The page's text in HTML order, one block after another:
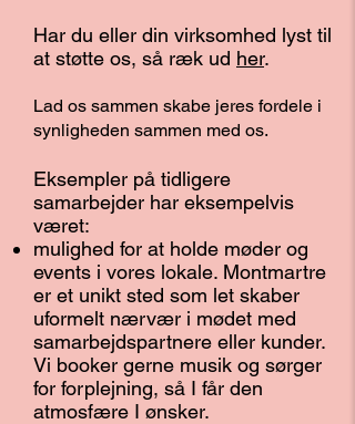
Har du eller din virksomhed lyst til
at støtte os, så ræk ud her.
Lad os sammen skabe jeres fordele i
synligheden sammen med os.
Eksempler på tidligere
samarbejder har eksempelvis
været:
mulighed for at holde møder og
events i vores lokale. Montmartre
er et unikt sted som let skaber
uformelt nærvær i mødet med
samarbejdspartnere eller kunder.
Vi booker gerne musik og sørger
for forplejning, så I får den
atmosfære I ønsker.